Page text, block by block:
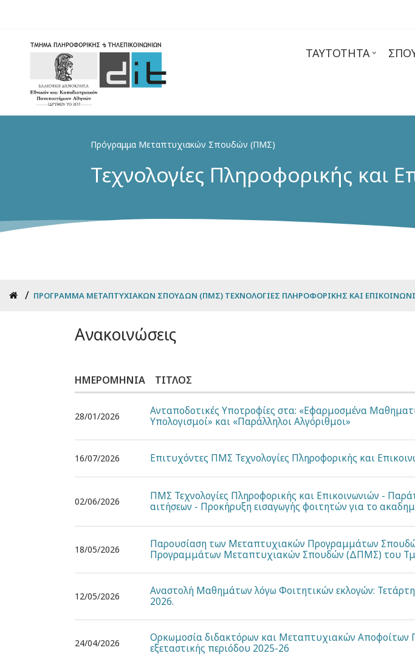
content
ΤΑΥΤΌΤΗΤΑ
Πρόγραμμα Μεταπτυχιακών Σπουδών (ΠΜΣ)
Τεχνολογίες Πληροφορικής και
Breadcrumb
ΠΡΌΓΡΑΜΜΑ ΜΕΤΑΠΤΥΧΙΑΚΏΝ ΣΠΟΥΔΏΝ (ΠΜΣ) ΤΕΧΝΟΛΟΓΊΕΣ ΠΛΗΡΟΦΟΡΙΚΉΣ ΚΑΙ
Ανακοινώσεις
ΗΜΕΡΟΜΗΝΊΑ ΤΊΤΛΟΣ
28/01/2026
Ανταποδοτικές Υποτροφίες στα: «Εφαρμοσμένα
Υπολογισμοί» και «Παράλληλοι Αλγόριθμοι»
16/07/2026 Επιτυχόντες ΠΜΣ Τεχνολογίες Πληροφορικής και
02/06/2026
ΠΜΣ Τεχνολογίες Πληροφορικής και Επικοινωνιών -
αιτήσεων - Προκήρυξη εισαγωγής φοιτητών για το
18/05/2026
Παρουσίαση των Μεταπτυχιακών Προγραμμάτων
Προγραμμάτων Μεταπτυχιακών Σπουδών (ΔΠΜΣ) του
12/05/2026
Αναστολή Μαθημάτων λόγω Φοιτητικών εκλογών:
2026.
24/04/2026
Ορκωμοσία διδακτόρων και Μεταπτυχιακών
εξεταστικής περιόδου 2025-26